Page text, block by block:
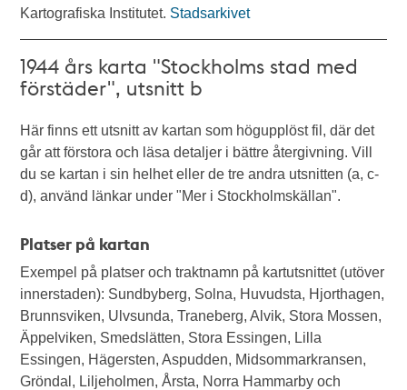
Kartografiska Institutet. Stadsarkivet
1944 års karta "Stockholms stad med
förstäder", utsnitt b
Här finns ett utsnitt av kartan som högupplöst fil, där det
går att förstora och läsa detaljer i bättre återgivning. Vill
du se kartan i sin helhet eller de tre andra utsnitten (a, c-
d), använd länkar under "Mer i Stockholmskällan".
Platser på kartan
Exempel på platser och traktnamn på kartutsnittet (utöver
innerstaden): Sundbyberg, Solna, Huvudsta, Hjorthagen,
Brunnsviken, Ulvsunda, Traneberg, Alvik, Stora Mossen,
Äppelviken, Smedslätten, Stora Essingen, Lilla
Essingen, Hägersten, Aspudden, Midsommarkransen,
Gröndal, Liljeholmen, Årsta, Norra Hammarby och